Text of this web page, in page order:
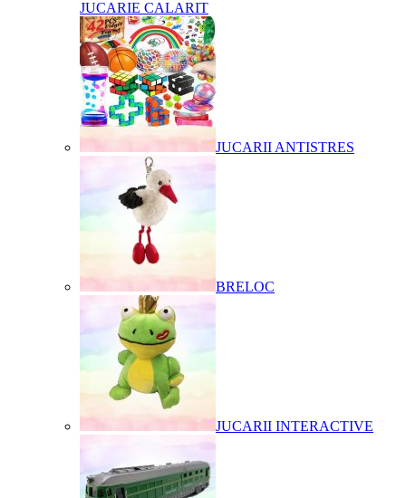
JUCARIE CALARIT
JUCARII ANTISTRES
BRELOC
JUCARII INTERACTIVE